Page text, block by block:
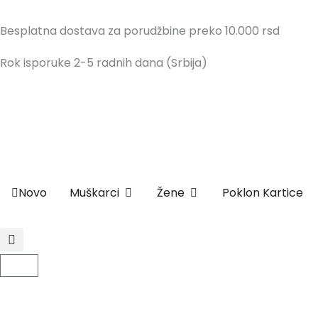
na
Besplatna dostava za porudžbine preko 10.000 rsd
Rok isporuke 2-5 radnih dana (Srbija)
Novo Muškarci OPEN MUŠKARCI
Žene OPEN ŽENEPoklon Kartice